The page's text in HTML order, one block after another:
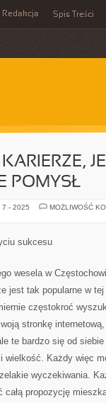
Redakcja Spis Treści
POMYSŁ
7 - 2025
MOŻLIWOŚĆ
sukcesu
wesela w
jest tak popularne w
częstokroć
stronkę
te bardzo się od
wielkość. Każdy więc
wyczekiwania.
całą propozycję